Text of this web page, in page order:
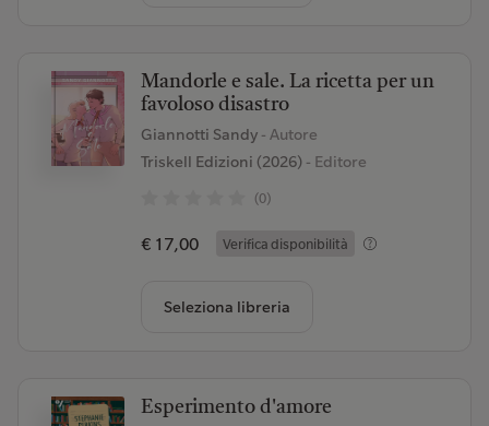
Mandorle e sale. La ricetta per un
favoloso disastro
Giannotti Sandy - Autore
Triskell Edizioni (2026)- Editore
(0)
€ 17,00 Verifica disponibilità
Seleziona libreria
Esperimento d'amore